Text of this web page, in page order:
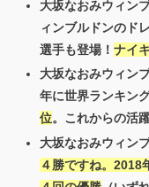
大坂なおみウィン
ィンブルドンのド
選手も登場！ ナイ
大坂なおみウィン
年に世界ランキン
位。これからの活
大坂なおみウィン
４勝ですね。2018